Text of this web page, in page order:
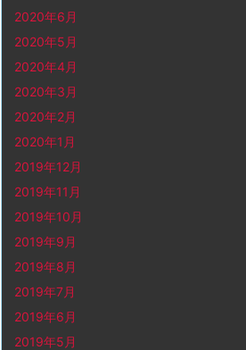
2020年6月
2020年5月
2020年4月
2020年3月
2020年2月
2020年1月
2019年12月
2019年11月
2019年10月
2019年9月
2019年8月
2019年7月
2019年6月
2019年5月